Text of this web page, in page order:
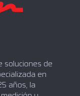
soluciones de
en
años, la